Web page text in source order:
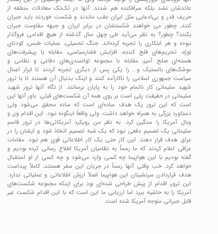
عائدشان نشد بلکه سرافکنده هم شدند. آنها در تک‌تک معادلات منطقه از
حریف قدر و بی‌ادعایی مثل ایران عقب ماندند و شکست خوردند باید جبران
کنند، چطور می خواهند شکستشان در برابر ایران و جبهه مقاومت جبران
بکنند؟ چطور؟ به نظر می‌آید طی چهل سال گذشته از هیچ اقدامی فروگذار
نبوده و هر ابتکاری را تجربه کرده‌اند. جنگ تحمیلی، عملیات طبس، کودتای
نوژه، تحریم‌های فلج کننده، افزایش فشارسیاسی، مقابله با پیشرفت‌های
هسته‌ای صلح آمیز، مقابله با مجموعه توانمندی‌های دفاعی و نظامی و
موشک‌های بالستیک و... را یکی پس از دیگری تجربه کردند تا ابزار اعمال
سیاست جمهوری اسلامی را ناکارآمد کنند و اینک بدنبال آن هستند تا با ترور
شهید سلیمانی کار ناتمام خود را به پایان برسانند. از نگاه آنها ترور شهید
سلیمانی در حقیقت پلی است بر روی همه آن شکست‌های قبلی. باور آنها این
است که این ترور یک هدف ساده‌ای است که ساده محقق می‌شود ولی
دستاورد بزرگی به همراه خواهد داشت. ولی واقعاً اینگونه نبود. این اقدام وزر و
وبال آمریکا را سنگین کرد. به نظر من رویکرد آمریکائی‌ها در ترور قاسم
سلیمانی یک تصمیم دفعی نبود که یک شبه تصمیم اتخاذ شود و ایشان را در
عراق هدف قرار دهند. این کار حتی یک کار اطلاعاتی قوی هم نبود. مقامات
عراقی اعلام کردند که ما رسماً به نظامیان آمریکا اطلاع رسانی کرده بودیم و
گفته بودیم با این هواپیما چه کسی وارد می‌شود و چه کسی از او استقبال
خواهد کرد. خب وقتی آنها رسماً در جریان این سفر هستند، کاملاً پیداست
هدف قراردادن سرنشینان این هواپیما اصلاً ارزش اطلاعاتی و عملیاتی ندارد.
این ترور، اقدام از پیش طراحی شده‌ای بود برای اینکه مجموعه شکست‌های
آمریکا را به حاشیه ببرد اما ارزیابی ما این است که با این اقدام شکست غیر
قابل جبرانی متوجه آمریکا شده است.